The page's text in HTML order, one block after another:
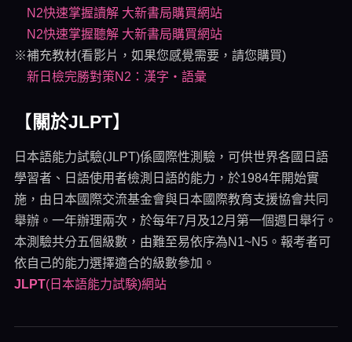
N2快速掌握讀解 大新書局購買網站
N2快速掌握聽解 大新書局購買網站
※補充教材(看影片，如果您感覺需要，請您購買)
新日檢完勝對策N2：漢字‧語彙
【 關於JLPT】
日本語能力試驗(JLPT)係國際性測驗，可供世界各國日語
學習者、日語使用者檢測日語的能力，於1984年開始實
施，由日本國際交流基金會與日本國際教育支援協會共同
舉辦。一年辦理兩次，於每年7月及12月第一個週日舉行。
本測驗共分五個級數，由難至易依序為N1~N5。報考者可
依自己的能力選擇適合的級數參加。
JLPT(日本語能力試験)網站